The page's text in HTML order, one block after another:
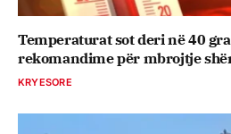
Temperaturat sot deri në 40
rekomandime për mbrojtje
KRYESORE